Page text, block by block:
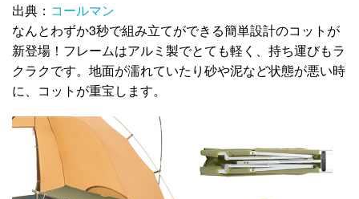
出典： コールマン
なんとわずか3秒で組み立てができる簡単設計のコットが
新登場！フレームはアルミ製でとても軽く、持ち運びもラ
クラクです。地面が濡れていたり砂や泥など状態が悪い時
に、コットが重宝します。